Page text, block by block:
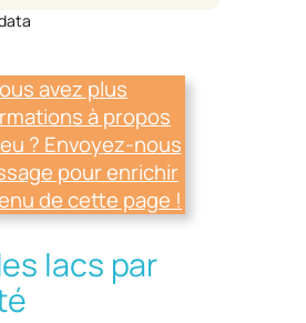
avez plus
à propos
? Envoyez-nous
pour enrichir
de cette page !
lacs par